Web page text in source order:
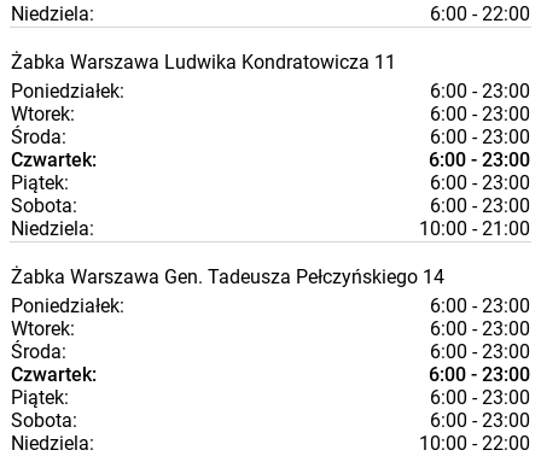
Niedziela:
6:00 - 22:00
Żabka Warszawa Ludwika Kondratowicza 11
Poniedziałek:
6:00 - 23:00
Wtorek:
6:00 - 23:00
Środa:
6:00 - 23:00
Czwartek:
6:00 - 23:00
Piątek:
6:00 - 23:00
Sobota:
6:00 - 23:00
Niedziela:
10:00 - 21:00
Żabka Warszawa Gen. Tadeusza Pełczyńskiego 14
Poniedziałek:
6:00 - 23:00
Wtorek:
6:00 - 23:00
Środa:
6:00 - 23:00
Czwartek:
6:00 - 23:00
Piątek:
6:00 - 23:00
Sobota:
6:00 - 23:00
Niedziela:
10:00 - 22:00